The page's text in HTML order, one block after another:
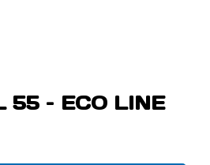
55 – ECO LINE